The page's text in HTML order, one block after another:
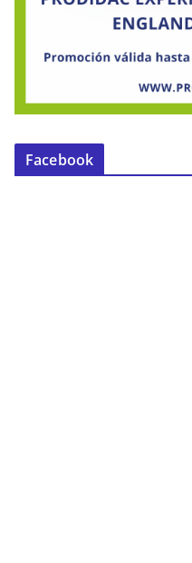
Facebook